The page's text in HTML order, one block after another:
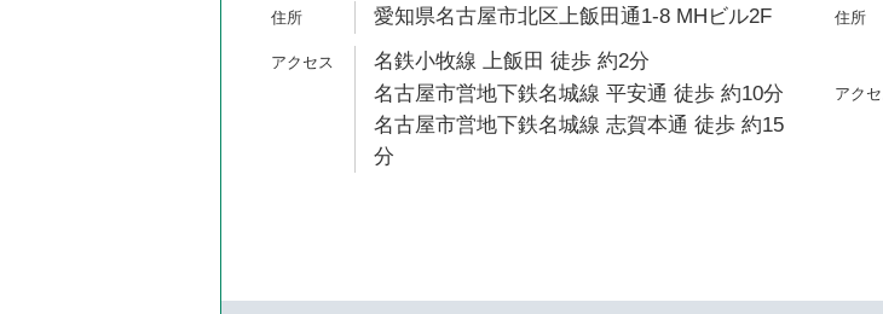
愛知県名古屋市北区上飯田通1-8 MHビル2F
名鉄小牧線 上飯田 徒歩 約2分
名古屋市営地下鉄名城線 平安通 徒歩 約10分
名古屋市営地下鉄名城線 志賀本通 徒歩 約15
分